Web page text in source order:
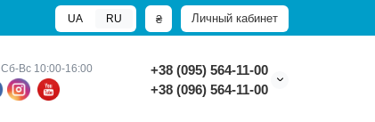
Личный кабинет
₴
UA RU
Сб-Вс 10:00-16:00
+38 (095) 564-11-00
+38 (096) 564-11-00